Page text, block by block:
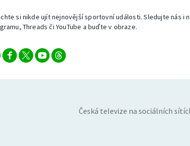
si nikde ujít nejnovější sportovní události. Sledujte nás i
Threads či YouTube a buďte v obraze.
Česká televize na sociálních